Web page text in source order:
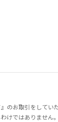
のお取引をして
けではありません。